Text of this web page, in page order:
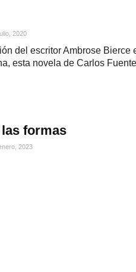
2020
del escritor Ambrose Bierce
esta novela de Carlos
formas
2023